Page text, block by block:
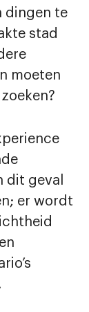
dingen te
stad
moeten
dit geval
er wordt